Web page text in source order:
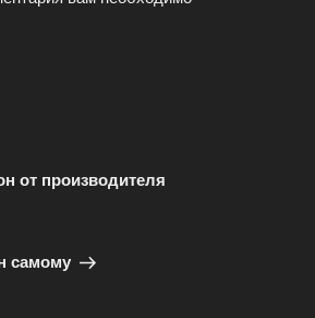
от производителя
самому